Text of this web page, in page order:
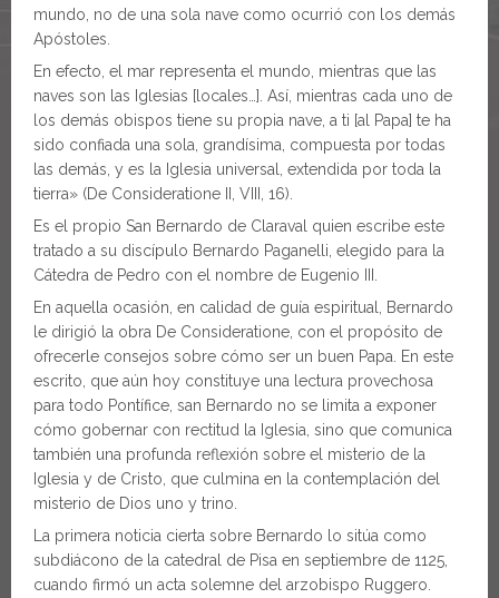
mundo, no de una sola nave como ocurrió con los demás
Apóstoles.
En efecto, el mar representa el mundo, mientras que las
naves son las Iglesias [locales…]. Así, mientras cada uno de
los demás obispos tiene su propia nave, a ti [al Papa] te ha
sido confiada una sola, grandísima, compuesta por todas
las demás, y es la Iglesia universal, extendida por toda la
tierra» (De Consideratione II, VIII, 16).
Es el propio San Bernardo de Claraval quien escribe este
tratado a su discípulo Bernardo Paganelli, elegido para la
Cátedra de Pedro con el nombre de Eugenio III.
En aquella ocasión, en calidad de guía espiritual, Bernardo
le dirigió la obra De Consideratione, con el propósito de
ofrecerle consejos sobre cómo ser un buen Papa. En este
escrito, que aún hoy constituye una lectura provechosa
para todo Pontífice, san Bernardo no se limita a exponer
cómo gobernar con rectitud la Iglesia, sino que comunica
también una profunda reflexión sobre el misterio de la
Iglesia y de Cristo, que culmina en la contemplación del
misterio de Dios uno y trino.
La primera noticia cierta sobre Bernardo lo sitúa como
subdiácono de la catedral de Pisa en septiembre de 1125,
cuando firmó un acta solemne del arzobispo Ruggero.